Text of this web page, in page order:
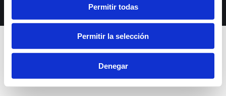
Permitir todas
Permitir la selección
Denegar
Dream-Theme — trulypremium WordPress themes